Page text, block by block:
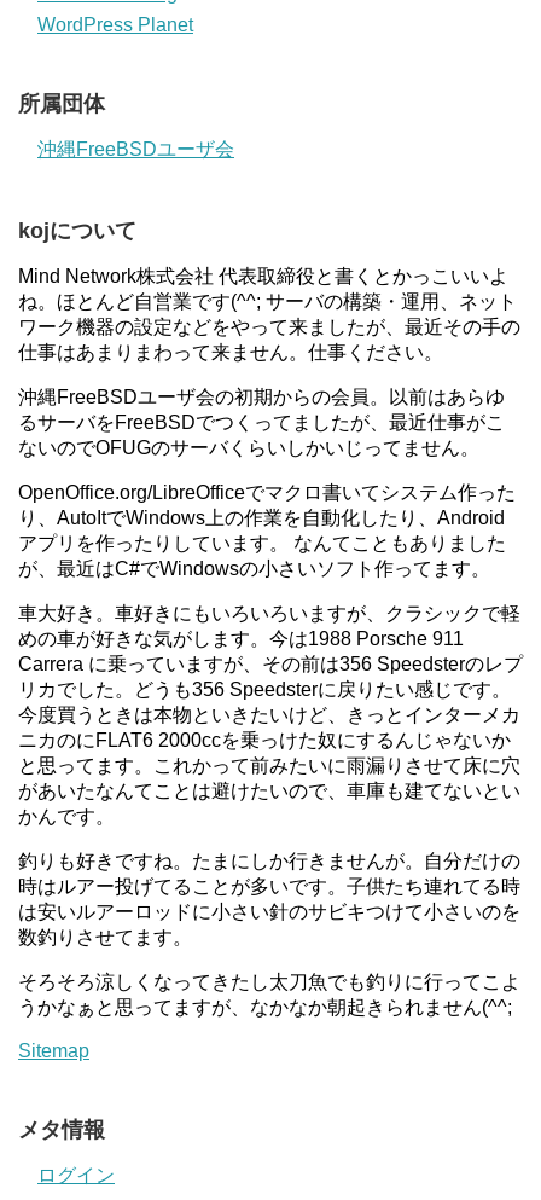
WordPress Planet
所属団体
沖縄FreeBSDユーザ会
kojについて
Mind Network株式会社 代表取締役と書くとかっこいいよ
ね。ほとんど自営業です(^^; サーバの構築・運用、ネット
ワーク機器の設定などをやって来ましたが、最近その手の
仕事はあまりまわって来ません。仕事ください。
沖縄FreeBSDユーザ会の初期からの会員。以前はあらゆ
るサーバをFreeBSDでつくってましたが、最近仕事がこ
ないのでOFUGのサーバくらいしかいじってません。
OpenOffice.org/LibreOfficeでマクロ書いてシステム作った
り、AutoItでWindows上の作業を自動化したり、Android
アプリを作ったりしています。 なんてこともありました
が、最近はC#でWindowsの小さいソフト作ってます。
車大好き。車好きにもいろいろいますが、クラシックで軽
めの車が好きな気がします。今は1988 Porsche 911
Carrera に乗っていますが、その前は356 Speedsterのレプ
リカでした。どうも356 Speedsterに戻りたい感じです。
今度買うときは本物といきたいけど、きっとインターメカ
ニカのにFLAT6 2000ccを乗っけた奴にするんじゃないか
と思ってます。これかって前みたいに雨漏りさせて床に穴
があいたなんてことは避けたいので、車庫も建てないとい
かんです。
釣りも好きですね。たまにしか行きませんが。自分だけの
時はルアー投げてることが多いです。子供たち連れてる時
は安いルアーロッドに小さい針のサビキつけて小さいのを
数釣りさせてます。
そろそろ涼しくなってきたし太刀魚でも釣りに行ってこよ
うかなぁと思ってますが、なかなか朝起きられません(^^;
Sitemap
メタ情報
ログイン